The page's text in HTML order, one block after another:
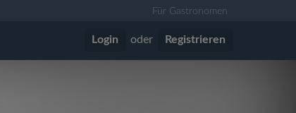
Für Gastronomen
Login oder Registrieren